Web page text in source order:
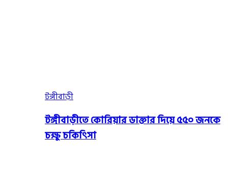
টঙ্গীবাড়ী
টঙ্গীবাড়ীতে কোরিয়ার ডাক্তার দিয়ে ৫৫০ জনকে
চক্ষু চকিৎিসা